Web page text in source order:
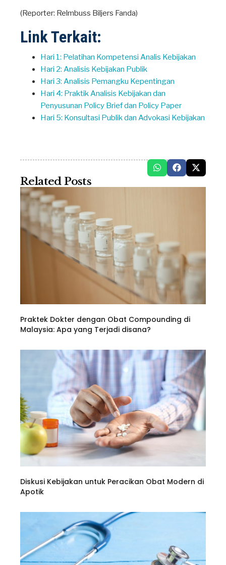
(Reporter: Relmbuss Biljers Fanda)
Link Terkait:
Hari 1: Pelatihan Kompetensi Analis Kebijakan
Hari 2: Analisis Kebijakan Publik
Hari 3: Analisis Pemangku Kepentingan
Hari 4: Praktik Analisis Kebijakan dan
Penyusunan Policy Brief dan Policy Paper
Hari 5: Konsultasi Publik dan Advokasi Kebijakan
Related Posts
Praktek Dokter dengan Obat Compounding di
Malaysia: Apa yang Terjadi disana?
Diskusi Kebijakan untuk Peracikan Obat Modern di
Apotik